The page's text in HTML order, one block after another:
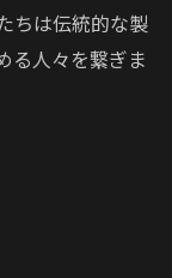
ちは伝統的な製
る人々を繋ぎま